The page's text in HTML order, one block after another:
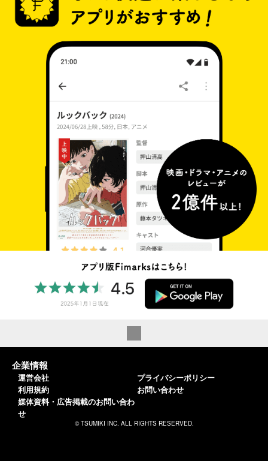
企業情報
運営会社
利用規約
媒体資料・広告掲載のお問い合わ
せ
プライバシーポリシー
お問い合わせ
© TSUMIKI INC. ALL RIGHTS RESERVED.